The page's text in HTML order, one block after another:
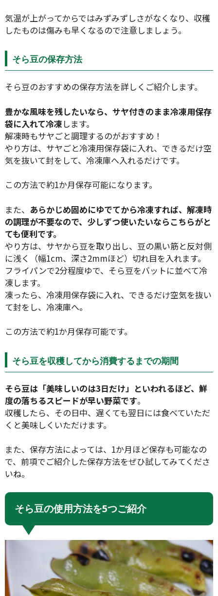
気温が上がってからではみずみずしさがなくなり、収穫
したものは傷みも早くなるので注意しましょう。
そら豆の保存方法
そら豆のおすすめの保存方法を詳しくご紹介します。
豊かな風味を残したいなら、サヤ付きのまま冷凍用保存
袋に入れて冷凍 します。
解凍時もサヤごと調理するのがおすすめ！
やり方は、サヤごと冷凍用保存袋に入れ、できるだけ空
気を抜いて封をして、冷凍庫へ入れるだけです。
この方法で約1か月保存可能になります。
また、 あらかじめ固めにゆでてから冷凍すれば、解凍時
の調理が不要なので、少しずつ使いたいならこちらがと
ても便利です。
やり方は、サヤから豆を取り出し、豆の黒い筋と反対側
に浅く（幅1cm、深さ2mmほど）切れ目を入れます。
フライパンで2分程度ゆで、そら豆をバットに並べて冷
凍します。
凍ったら、冷凍用保存袋に入れ、できるだけ空気を抜い
て封をし、冷凍庫へ。
この方法で約1か月保存可能です。
そら豆を収穫してから消費するまでの期間
そら豆は「美味しいのは3日だけ」といわれるほど、鮮
度の落ちるスピードが早い野菜です。
収穫したら、その日中、遅くても翌日には食べていただ
くと美味しくいただけます。
また、保存方法によっては、1か月ほど保存も可能なの
で、前項でご紹介した保存方法をぜひ試してみてくださ
いね。
そら豆の使用方法を5つご紹介